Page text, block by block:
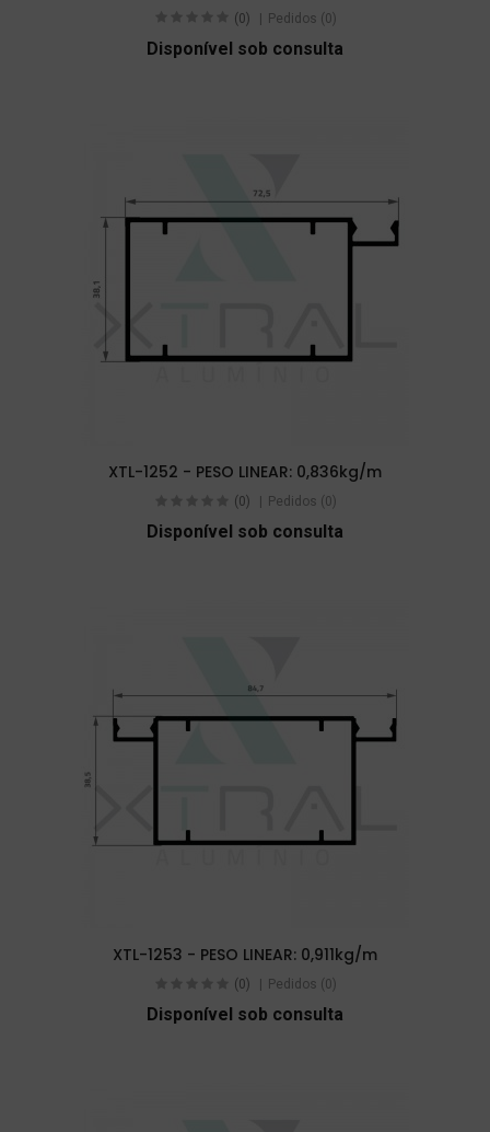
(0) Pedidos (0)
Disponível sob consulta
XTL-1252 - PESO LINEAR: 0,836kg/m
(0) Pedidos (0)
Disponível sob consulta
XTL-1253 - PESO LINEAR: 0,911kg/m
(0) Pedidos (0)
Disponível sob consulta